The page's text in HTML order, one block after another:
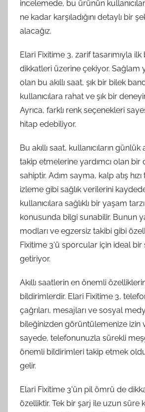
incelemede, bu ürünün
ne kadar karşıladığını detaylı bir
alacağız.
Elari Fixitime 3, zarif tasarımıyla ilk
dikkatleri üzerine çekiyor. Sağlam
olan bu akıllı saat, şık bir bilek
kullanıcılara rahat ve şık bir
Ayrıca, farklı renk seçenekleri
hitap edebiliyor.
Bu akıllı saat, kullanıcıların
takip etmelerine yardımcı olan bir
sahiptir. Adım sayma, kalp atış
izleme gibi sağlık verilerini
kullanıcılara sağlıklı bir yaşam
konusunda bilgi sunabilir. Bunun
modları ve egzersiz takibi gibi
Fixitime 3'ü sporcular için ideal bir
getiriyor.
Akıllı saatlerin en önemli
bildirimlerdir. Elari Fixitime 3,
çağrıları, mesajları ve sosyal
bileğinizden görüntülemenize izin
sayede, telefonunuzla sürekli
önemli bildirimleri takip etmek
gelir.
Elari Fixitime 3'ün pil ömrü de
özelliktir. Tek bir şarj ile uzun süre